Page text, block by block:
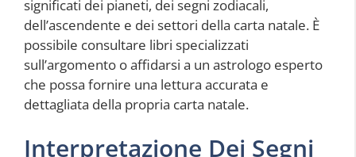
significati dei pianeti, dei segni zodiacali,
dell’ascendente e dei settori della carta natale. È
possibile consultare libri specializzati
sull’argomento o affidarsi a un astrologo esperto
che possa fornire una lettura accurata e
dettagliata della propria carta natale.
Interpretazione Dei Segni